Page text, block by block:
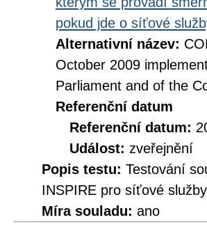
pokud jde o síťové
Alternativní název:
October 2009
Parliament and of the
Referenční datum
Referenční datum:
Událost: zveřejnění
Popis testu: Testování
INSPIRE pro síťové
Míra souladu: ano